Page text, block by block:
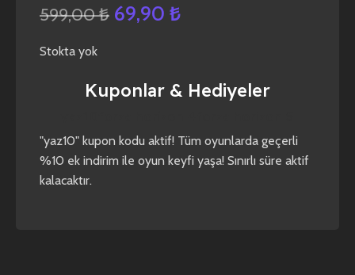
599,00₺ 69,90 ₺
Stokta yok
Kuponlar & Hediyeler
"yaz10" kupon kodu aktif! Tüm oyunlarda geçerli
%10 ek indirim ile oyun keyfi yaşa! Sınırlı süre aktif
kalacaktır.